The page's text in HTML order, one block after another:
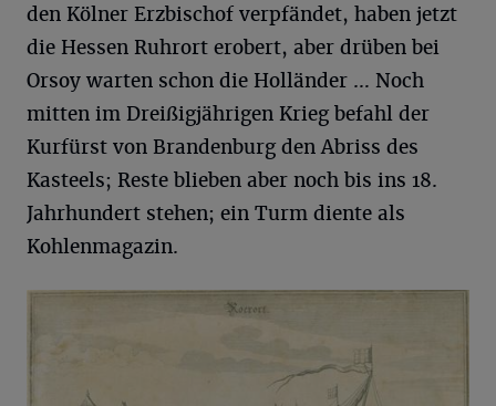
den Kölner Erzbischof verpfändet, haben jetzt
die Hessen Ruhrort erobert, aber drüben bei
Orsoy warten schon die Holländer … Noch
mitten im Dreißigjährigen Krieg befahl der
Kurfürst von Brandenburg den Abriss des
Kasteels; Reste blieben aber noch bis ins 18.
Jahrhundert stehen; ein Turm diente als
Kohlenmagazin.